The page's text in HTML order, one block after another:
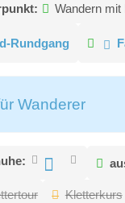
Wandern mit
Rundgang
Wanderer
Kletterkurs